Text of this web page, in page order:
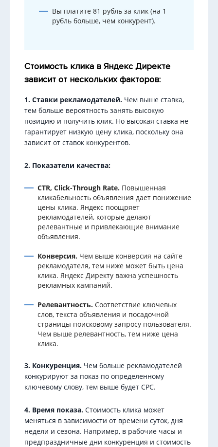
Вы платите 81 рубль за клик (на 1
рубль больше, чем конкурент).
Стоимость клика в Яндекс Директе
зависит от нескольких факторов:
1. Ставки рекламодателей. Чем выше ставка,
тем больше вероятность занять высокую
позицию и получить клик. Но высокая ставка не
гарантирует низкую цену клика, поскольку она
зависит от ставок конкурентов.
2. Показатели качества:
CTR, Click-Through Rate. Повышенная
кликабельность объявления дает понижение
цены клика. Яндекс поощряет
рекламодателей, которые делают
релевантные и привлекающие внимание
объявления.
Конверсия. Чем выше конверсия на сайте
рекламодателя, тем ниже может быть цена
клика. Яндекс Директу важна успешность
рекламных кампаний.
Релевантность. Соответствие ключевых
слов, текста объявления и посадочной
страницы поисковому запросу пользователя.
Чем выше релевантность, тем ниже цена
клика.
3. Конкуренция. Чем больше рекламодателей
конкурируют за показ по определенному
ключевому слову, тем выше будет СPC.
4. Время показа. Стоимость клика может
меняться в зависимости от времени суток, дня
недели и сезона. Например, в рабочие часы и
предпраздничные дни конкуренция и стоимость